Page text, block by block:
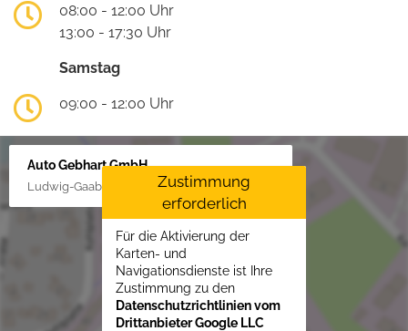
08:00 - 12:00 Uhr
13:00 - 17:30 Uhr
Samstag
09:00 - 12:00 Uhr
Auto Gebhart GmbH
Ludwig-Gaab-Str. 4, 88427 Bad Schussenried
Zustimmung
erforderlich
Für die Aktivierung der
Karten- und
Navigationsdienste ist Ihre
Zustimmung zu den
Datenschutzrichtlinien vom
Drittanbieter Google LLC